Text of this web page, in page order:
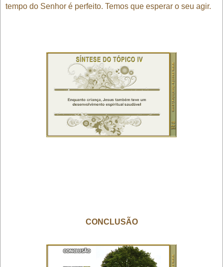
tempo do Senhor é perfeito. Temos que esperar o seu agir.
CONCLUSÃO